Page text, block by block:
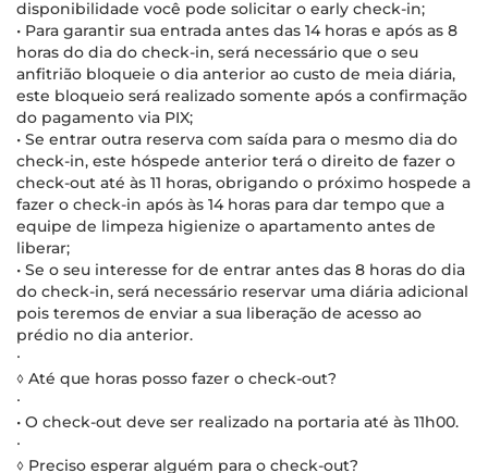
disponibilidade você pode solicitar o early check-in;
• Para garantir sua entrada antes das 14 horas e após as 8
horas do dia do check-in, será necessário que o seu
anfitrião bloqueie o dia anterior ao custo de meia diária,
este bloqueio será realizado somente após a confirmação
do pagamento via PIX;
• Se entrar outra reserva com saída para o mesmo dia do
check-in, este hóspede anterior terá o direito de fazer o
check-out até às 11 horas, obrigando o próximo hospede a
fazer o check-in após às 14 horas para dar tempo que a
equipe de limpeza higienize o apartamento antes de
liberar;
• Se o seu interesse for de entrar antes das 8 horas do dia
do check-in, será necessário reservar uma diária adicional
pois teremos de enviar a sua liberação de acesso ao
prédio no dia anterior.
∙
◊ Até que horas posso fazer o check-out?
∙
• O check-out deve ser realizado na portaria até às 11h00.
∙
◊ Preciso esperar alguém para o check-out?